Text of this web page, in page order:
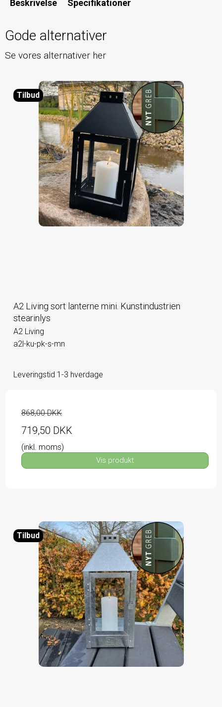
Beskrivelse Specifikationer
Gode alternativer
Se vores alternativer her
Tilbud
A2 Living sort lanterne mini. Kunstindustrien
stearinlys
A2 Living
a2l-ku-pk-s-mn
Leveringstid 1-3 hverdage
868,00 DKK
719,50 DKK
(inkl. moms)
Vis produkt
Tilbud